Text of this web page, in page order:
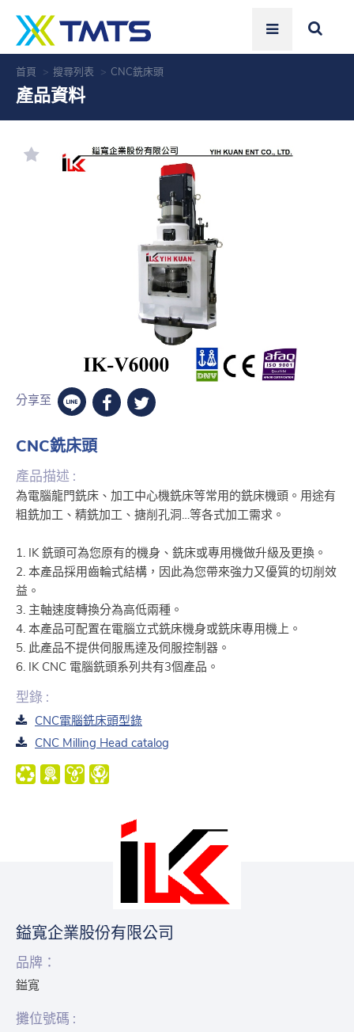
首頁 搜尋列表 CNC銑床頭
產品資料
分享至
CNC銑床頭
產品描述 :
為電腦龍門銑床、加工中心機銑床等常用的銑床機頭。用途有
粗銑加工、精銑加工、搪削孔洞…等各式加工需求。
1. IK 銑頭可為您原有的機身、銑床或專用機做升級及更換。
2. 本產品採用齒輪式結構，因此為您帶來強力又優質的切削效
益。
3. 主軸速度轉換分為高低兩種。
4. 本產品可配置在電腦立式銑床機身或銑床專用機上。
5. 此產品不提供伺服馬達及伺服控制器。
6. IK CNC 電腦銑頭系列共有3個產品。
型錄 :
CNC電腦銑床頭型錄
CNC Milling Head catalog
鎰寬企業股份有限公司
品牌：
鎰寬
攤位號碼 :